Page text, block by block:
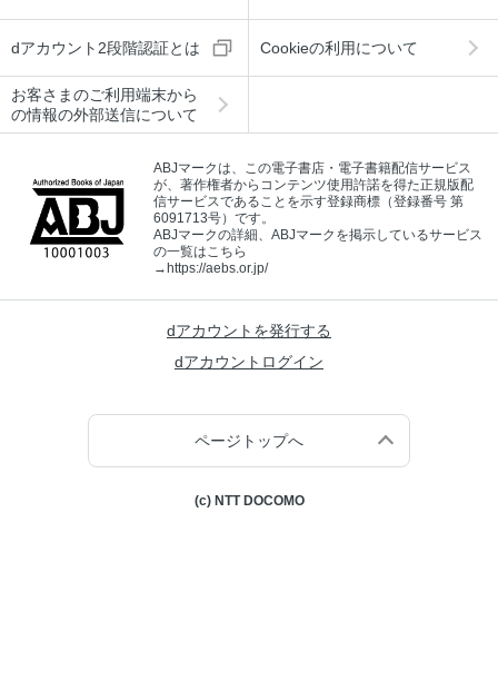
dアカウント2段階認証とは Cookieの利用について
お客さまのご利用端末から
の情報の外部送信について
ABJマークは、この電子書店・電子書籍配信サービス
が、著作権者からコンテンツ使用許諾を得た正規版配
信サービスであることを示す登録商標（登録番号 第
6091713号）です。
ABJマークの詳細、ABJマークを掲示しているサービス
の一覧はこちら
→https://aebs.or.jp/
dアカウントを発行する
dアカウントログイン
ページトップへ
(c) NTT DOCOMO